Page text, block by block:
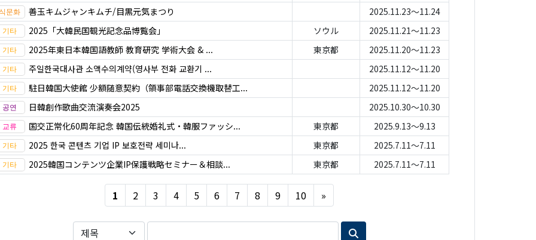
善玉キムジャンキムチ/目黒元気まつり
2025.11.23～11.24
2025「大韓民国観光記念品博覧会」
ソウル
2025.11.21～11.23
2025年東日本韓国語教師 教育研究 学術大会 & ...
東京都
2025.11.20～11.23
주일한국대사관 소액수의계약(영사부 전화 교환기 ...
2025.11.12～11.20
駐日韓国大使館 少額随意契約（領事部電話交換機取替工...
2025.11.12～11.20
日韓創作歌曲交流演奏会2025
2025.10.30～10.30
国交正常化60周年記念 韓国伝統婚礼式・韓服ファッシ...
東京都
2025.9.13～9.13
2025 한국 콘텐츠 기업 IP 보호전략 세미나...
東京都
2025.7.11～7.11
2025韓国コンテンツ企業IP保護戦略セミナー＆相談...
東京都 2025.7.11～7.11
1 2 3 4 5 6 7 8 9 10 »